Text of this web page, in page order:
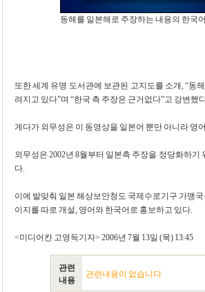
동해를 일본해로 주장하는 내용의 한국
또한 세계 유명 도서관에 보관된 고지도를 소개, “동
려지고 있다”며 “한국 측 주장은 근거없다”고 강변했
게다가 외무성은 이 동영상을 일본어 뿐만 아니라 영
외무성은 2002년 8월부터 일본측 주장을 정당화하
다.
이에 발맞춰 일본 해상보안청도 국제수로기구 가맹
이지를 따로 개설, 영어와 한국어로 홍보하고 있다.
<미디어칸 고영득기자> 2006년 7월 13일 (목) 13:45
관련
내용
관련내용이 없습니다